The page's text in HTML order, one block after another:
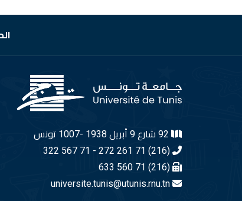
(216) 71 261 272 - 71 567 322
(216) 71 560 633
universite.tunis@utunis.rnu.tn